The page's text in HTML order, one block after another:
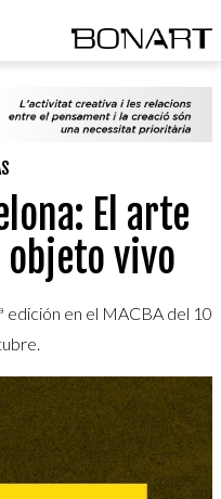
El arte
vivo
edición en el MACBA del 10